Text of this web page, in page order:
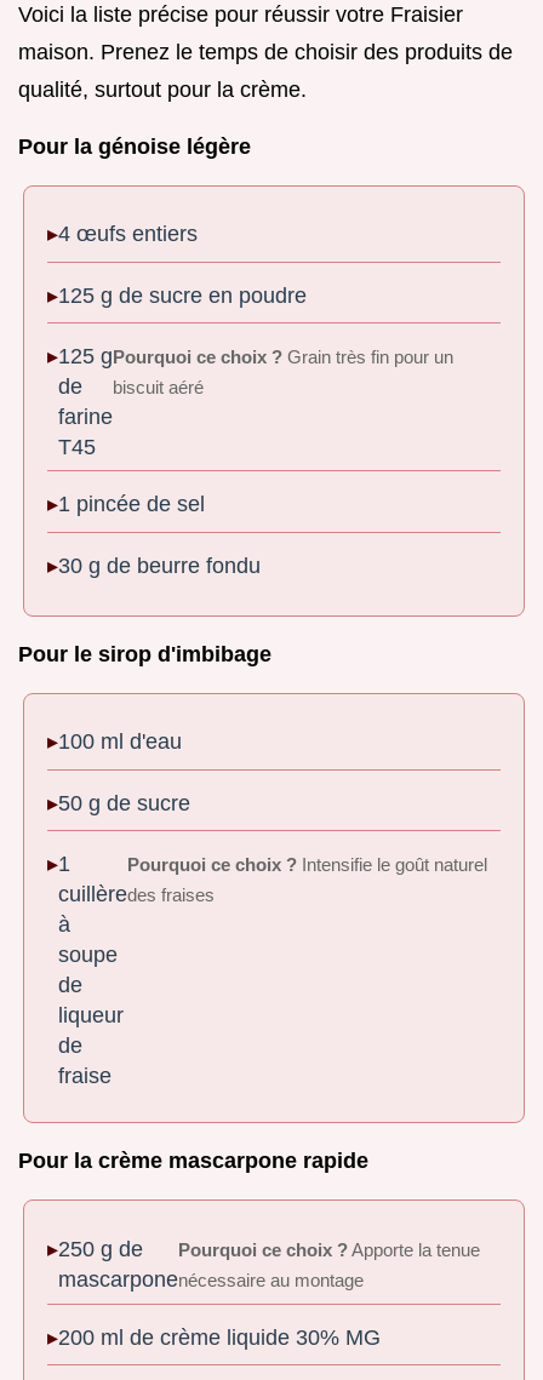
Voici la liste précise pour réussir votre Fraisier
maison. Prenez le temps de choisir des produits de
qualité, surtout pour la crème.
Pour la génoise légère
4 œufs entiers
125 g de sucre en poudre
125 g
de
farine
T45
Pourquoi ce choix ? Grain très fin pour un
biscuit aéré
1 pincée de sel
30 g de beurre fondu
Pour le sirop d'imbibage
100 ml d'eau
50 g de sucre
1
cuillère
à
soupe
de
liqueur
de
fraise
Pourquoi ce choix ? Intensifie le goût naturel
des fraises
Pour la crème mascarpone rapide
250 g de
mascarpone
Pourquoi ce choix ?Apporte la tenue
nécessaire au montage
200 ml de crème liquide 30% MG